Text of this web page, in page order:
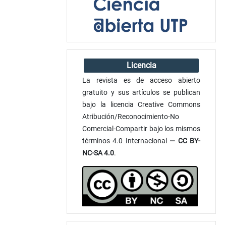
Licencia
La revista es de acceso abierto
gratuito y sus artículos se publican
bajo la licencia Creative Commons
Atribución/Reconocimiento-No
Comercial-Compartir bajo los mismos
términos 4.0 Internacional — CC BY-
NC-SA 4.0.